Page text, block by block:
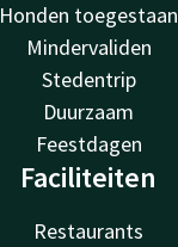
Honden toegestaan
Mindervaliden
Stedentrip
Duurzaam
Feestdagen
Faciliteiten
Restaurants